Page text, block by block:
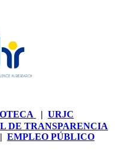
| URJC
DE TRANSPARENCIA
| EMPLEO PÚBLICO